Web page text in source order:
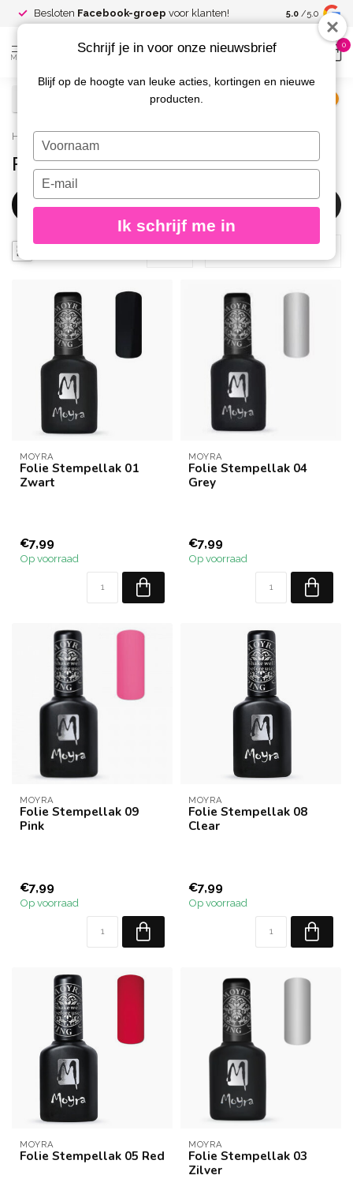
Besloten Facebook-groep voor klanten! Spaar voor
kortingen
5.0 /5.0
MENU
0
Home / Nail Art / Folies
Folies
Filters
MOYRA
Folie Stempellak 01
Zwart
€7,99
Op voorraad
MOYRA
Folie Stempellak 04
Grey
€7,99
Op voorraad
MOYRA
Folie Stempellak 09
Pink
€7,99
Op voorraad
MOYRA
Folie Stempellak 08
Clear
€7,99
Op voorraad
MOYRA
Folie Stempellak 05 Red
MOYRA
Folie Stempellak 03
Zilver
Schrijf je in voor onze nieuwsbrief
Blijf op de hoogte van leuke acties, kortingen en nieuwe
producten.
Typ
je
naam
Typ
je
e-
in
Ik schrijf me in